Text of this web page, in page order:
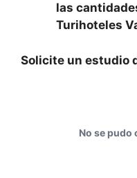
las
Turihoteles
Solicite un estudio
No se pudo